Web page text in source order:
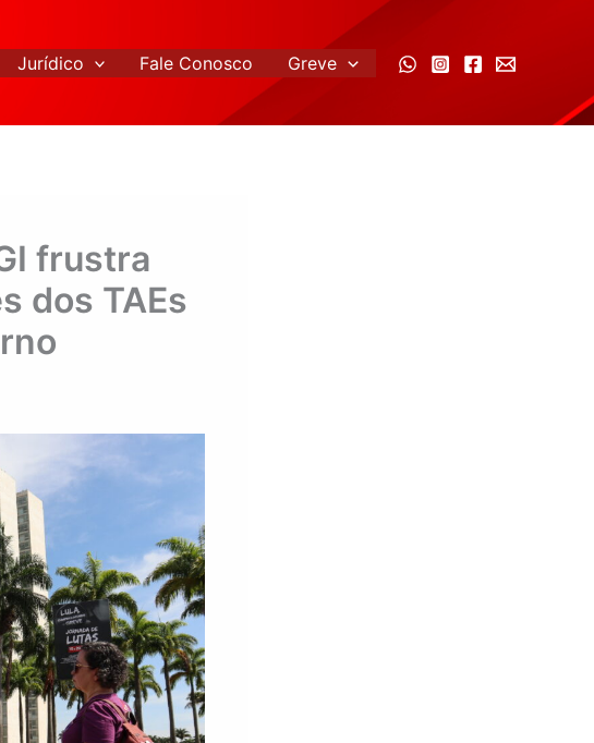
Jurídico Fale Conosco Greve
frustra
dos TAEs